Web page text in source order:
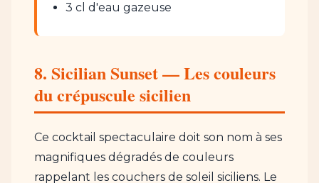
3 cl d'eau gazeuse
8. Sicilian Sunset — Les couleurs
du crépuscule sicilien
Ce cocktail spectaculaire doit son nom à ses
magnifiques dégradés de couleurs
rappelant les couchers de soleil siciliens. Le